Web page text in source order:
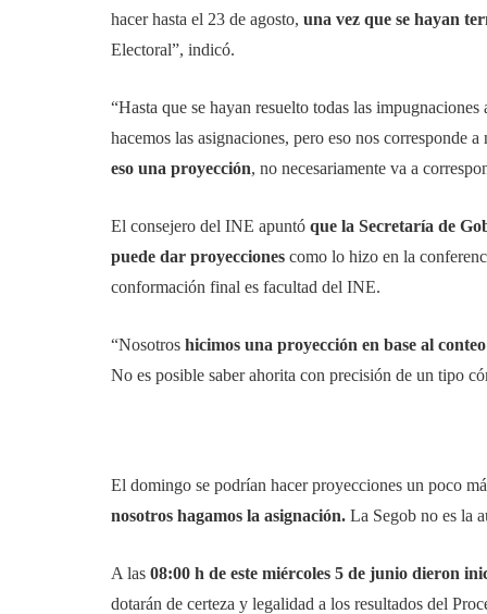
hacer hasta el 23 de agosto, una vez que se hayan
Electoral”, indicó.
“Hasta que se hayan resuelto todas las
hacemos las asignaciones, pero eso nos corresponde a
eso una proyección, no necesariamente va a
El consejero del INE apuntó que la Secretaría de
puede dar proyecciones como lo hizo en la
conformación final es facultad del INE.
“Nosotros hicimos una proyección en base al
No es posible saber ahorita con precisión de un tipo
El domingo se podrían hacer proyecciones un poco
nosotros hagamos la asignación. La Segob no es la
A las 08:00 h de este miércoles 5 de junio dieron
dotarán de certeza y legalidad a los resultados del